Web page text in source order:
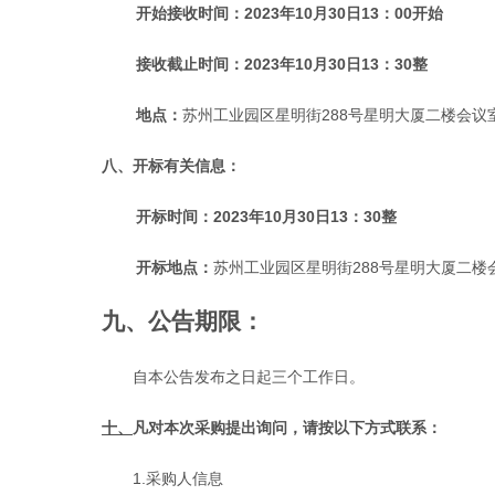
开始接收时间：2023年10月30日 13 ：00开始
接收截止时间：2023年10月30日 13 ：30整
地点：苏州工业园区星明街288号星明大厦二楼会议
八、开标有关信息：
开标时间：2023年10月30日 13 ：30整
开标地点：苏州工业园区星明街288号星明大厦二楼
九、 公告期限：
自本公告发布之日起三个工作日。
十、 凡对本次采购提出询问，请按以下方式联系：
1. 采购人信息